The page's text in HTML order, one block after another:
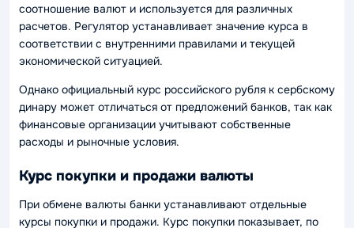
соотношение валют и используется для различных
расчетов. Регулятор устанавливает значение курса в
соответствии с внутренними правилами и текущей
экономической ситуацией.
Однако официальный курс российского рубля к сербскому
динару может отличаться от предложений банков, так как
финансовые организации учитывают собственные
расходы и рыночные условия.
Курс покупки и продажи валюты
При обмене валюты банки устанавливают отдельные
курсы покупки и продажи. Курс покупки показывает, по